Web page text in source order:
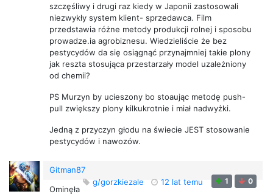
szczęśliwy i drugi raz kiedy w Japonii zastosowali
niezwykły system klient- sprzedawca. Film
przedstawia różne metody produkcji rolnej i sposobu
prowadze.ia agrobiznesu. Wiedzieliście że bez
pestycydów da się osiągnąć przynajmniej takie plony
jak reszta stosująca przestarzały model uzależniony
od chemii?
PS Murzyn by ucieszony bo stoaując metodę push-
pull zwiększy plony kilkukrotnie i miał nadwyżki.
Jedną z przyczyn głodu na świecie JEST stosowanie
pestycydów i nawozów.
Gitman87
g/gorzkiezale
12 lat temu 1 0
Ominęła